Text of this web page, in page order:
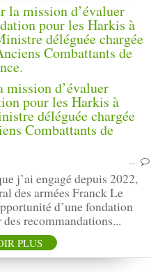
la mission d’évaluer
pour les Harkis à
déléguée chargée
Combattants de
…
j’ai engagé depuis 2022,
des armées Franck Le
d’une fondation
recommandations...
PLUS